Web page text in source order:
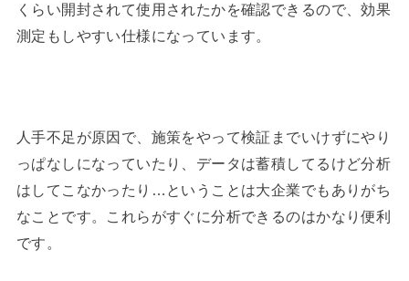
くらい開封されて使用されたかを確認できるので、効果
測定もしやすい仕様になっています。
人手不足が原因で、施策をやって検証までいけずにやり
っぱなしになっていたり、データは蓄積してるけど分析
はしてこなかったり…ということは大企業でもありがち
なことです。これらがすぐに分析できるのはかなり便利
です。